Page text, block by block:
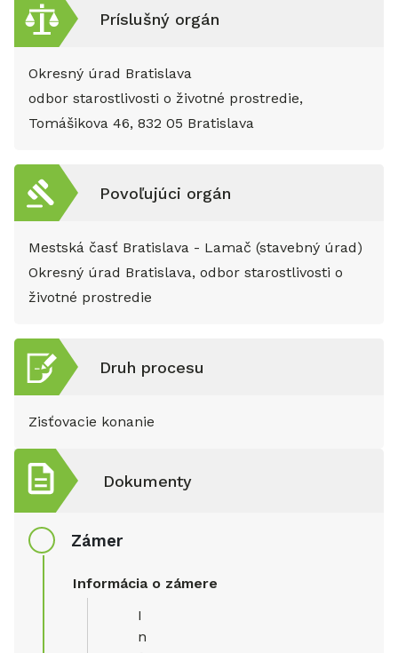
Príslušný orgán
Okresný úrad Bratislava
odbor starostlivosti o životné prostredie,
Tomášikova 46, 832 05 Bratislava
Povoľujúci orgán
Mestská časť Bratislava - Lamač (stavebný úrad)
Okresný úrad Bratislava, odbor starostlivosti o
životné prostredie
Druh procesu
Zisťovacie konanie
Dokumenty
Zámer
Informácia o zámere
I
n